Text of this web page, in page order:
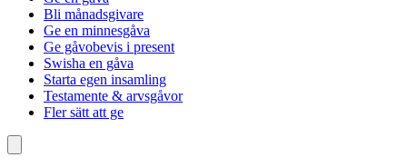
Bli månadsgivare
Ge en minnesgåva
Ge gåvobevis i present
Swisha en gåva
Starta egen insamling
Testamente & arvsgåvor
Fler sätt att ge